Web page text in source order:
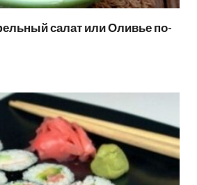
салат или Оливье по-